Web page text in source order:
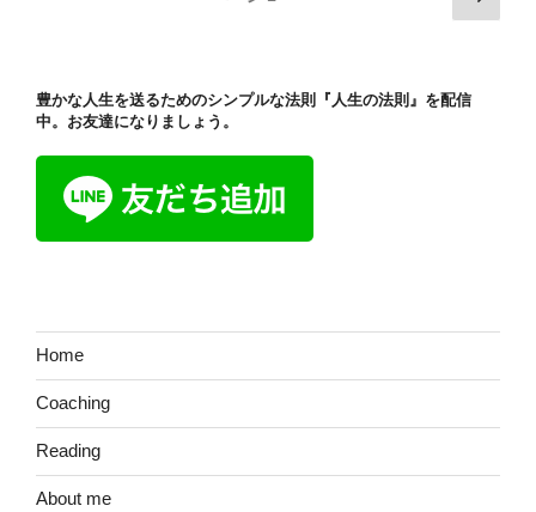
ビ
ゲ
ー
の
ジ
豊かな人生を送るためのシンプルな法則『人生の法則』を配信
中。お友達になりましょう。
Home
Coaching
Reading
About me